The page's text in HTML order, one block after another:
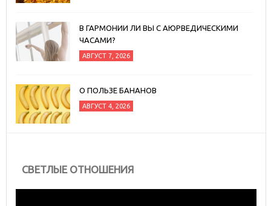
В ГАРМОНИИ ЛИ ВЫ С АЮРВЕДИЧЕСКИМИ
ЧАСАМИ?
АВГУСТ 7, 2026
О ПОЛЬЗЕ БАНАНОВ
АВГУСТ 4, 2026
СВЕТЛЫЕ ОТНОШЕНИЯ